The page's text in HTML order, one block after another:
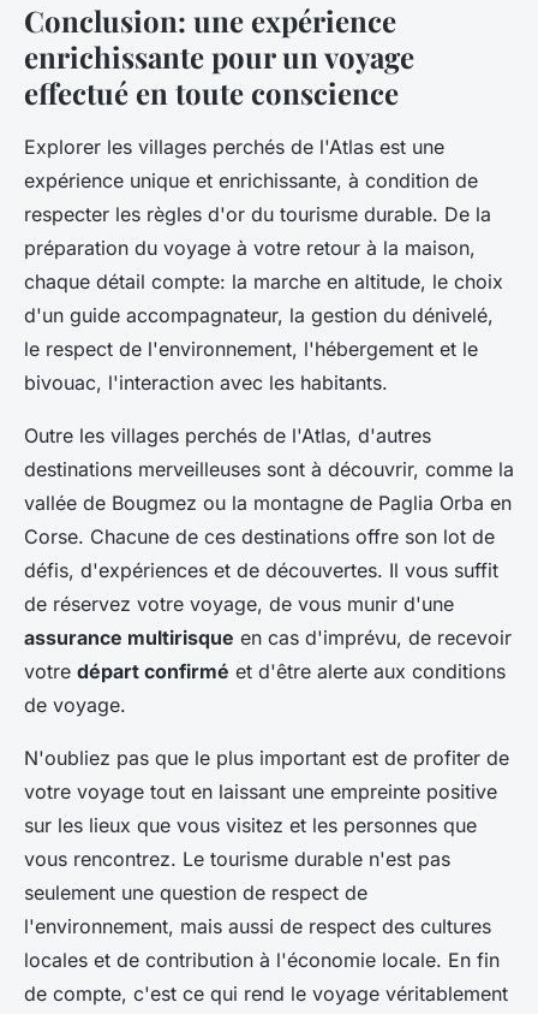
Conclusion: une expérience
enrichissante pour un voyage
effectué en toute conscience
Explorer les villages perchés de l'Atlas est une
expérience unique et enrichissante, à condition de
respecter les règles d'or du tourisme durable. De la
préparation du voyage à votre retour à la maison,
chaque détail compte: la marche en altitude, le choix
d'un guide accompagnateur, la gestion du dénivelé,
le respect de l'environnement, l'hébergement et le
bivouac, l'interaction avec les habitants.
Outre les villages perchés de l'Atlas, d'autres
destinations merveilleuses sont à découvrir, comme la
vallée de Bougmez ou la montagne de Paglia Orba en
Corse. Chacune de ces destinations offre son lot de
défis, d'expériences et de découvertes. Il vous suffit
de réservez votre voyage, de vous munir d'une
assurance multirisque en cas d'imprévu, de recevoir
votre départ confirmé et d'être alerte aux conditions
de voyage.
N'oubliez pas que le plus important est de profiter de
votre voyage tout en laissant une empreinte positive
sur les lieux que vous visitez et les personnes que
vous rencontrez. Le tourisme durable n'est pas
seulement une question de respect de
l'environnement, mais aussi de respect des cultures
locales et de contribution à l'économie locale. En fin
de compte, c'est ce qui rend le voyage véritablement